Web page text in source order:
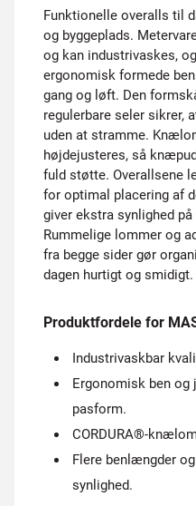
Funktionelle overalls til
og byggeplads.
og kan industrivaskes,
ergonomisk formede
gang og løft. Den
regulerbare seler sikrer,
uden at stramme.
højdejusteres, så
fuld støtte. Overallsene
for optimal placering af
giver ekstra synlighed
Rummelige lommer og
fra begge sider gør
dagen hurtigt og smidigt.
Produktfordele for
Industrivaskbar
Ergonomisk ben og
pasform.
CORDURA®-
Flere benlængder
synlighed.